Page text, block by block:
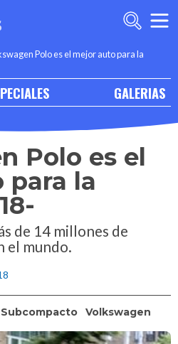
Polo es el mejor auto para la
GALERIAS
Polo es el
para la
de 14 millones de
el mundo.
Subcompacto Volkswagen